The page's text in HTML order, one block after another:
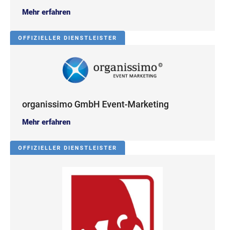
Mehr erfahren
OFFIZIELLER DIENSTLEISTER
organissimo GmbH Event-Marketing
Mehr erfahren
OFFIZIELLER DIENSTLEISTER